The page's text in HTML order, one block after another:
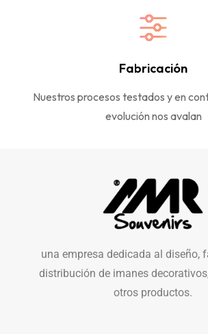
Fabricación
Nuestros procesos testados y en
evolución nos avalan
una empresa dedicada al diseño,
distribución de imanes
otros productos.